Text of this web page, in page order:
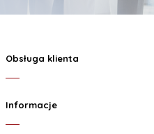
Obsługa klienta
Informacje